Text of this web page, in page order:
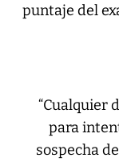
puntaje del
“Cualquier
para
sospecha